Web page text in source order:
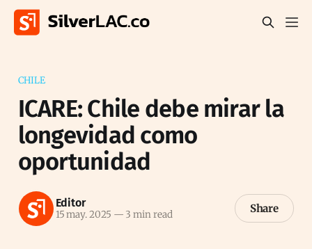
CHILE
ICARE: Chile debe mirar la
longevidad como
oportunidad
Editor
15 may. 2025 — 3 min read Share